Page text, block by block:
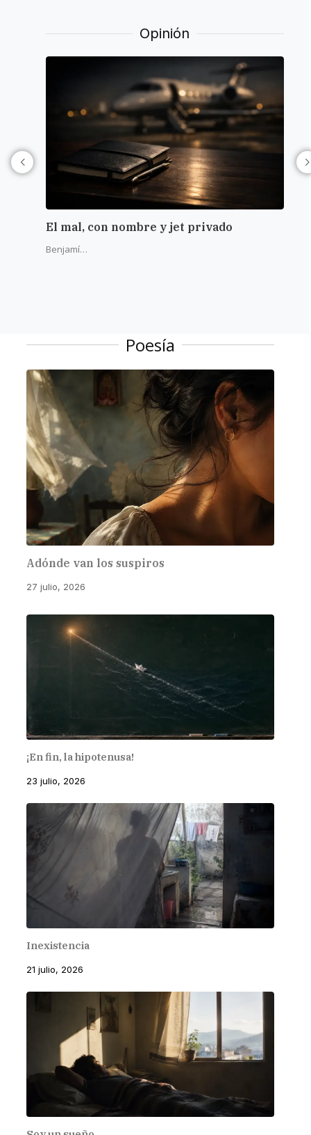
Opinión
El mal, con nombre y jet privado
Benjamín Alba
Poesía
Adónde van los suspiros
27 julio, 2026
¡En fin, la hipotenusa!
23 julio, 2026
Inexistencia
21 julio, 2026